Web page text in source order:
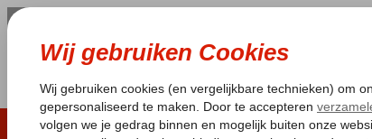
LAST MINUTE ZOMER 2026